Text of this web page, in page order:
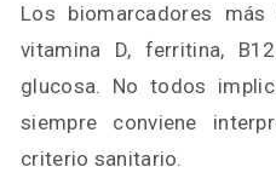
Los biomarcadores más
vitamina D, ferritina,
glucosa. No todos
siempre conviene
criterio sanitario.